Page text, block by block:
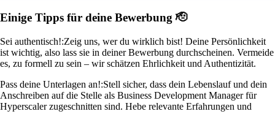
Einige Tipps für deine Bewerbung 🫡
Sei authentisch!:Zeig uns, wer du wirklich bist! Deine Persönlichkeit
ist wichtig, also lass sie in deiner Bewerbung durchscheinen. Vermeide
es, zu formell zu sein – wir schätzen Ehrlichkeit und Authentizität.
Pass deine Unterlagen an!:Stell sicher, dass dein Lebenslauf und dein
Anschreiben auf die Stelle als Business Development Manager für
Hyperscaler zugeschnitten sind. Hebe relevante Erfahrungen und